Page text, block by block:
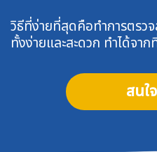
วิธีที่ง่ายที่สุดคือทำการตรว
ทั้งง่ายและสะดวก ทำได้จา
สนใ